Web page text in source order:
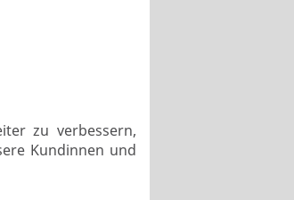
zu verbessern,
Kundinnen und